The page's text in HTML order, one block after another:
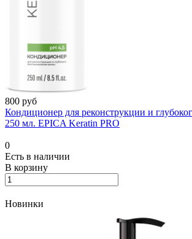
800 руб
Кондиционер для реконструкции и
250 мл. EPICA Keratin PRO
0
Есть в наличии
В корзину
Новинки